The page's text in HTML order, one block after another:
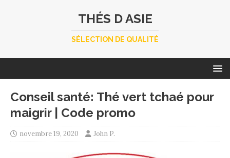
THÉS D ASIE
SÉLECTION DE QUALITÉ
Conseil santé: Thé vert tchaé pour
maigrir | Code promo
novembre 19, 2020 John P.